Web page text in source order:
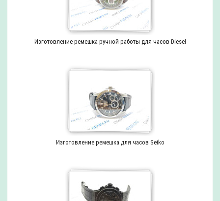
Изготовление ремешка ручной работы для часов Diesel
Изготовление ремешка для часов Seiko